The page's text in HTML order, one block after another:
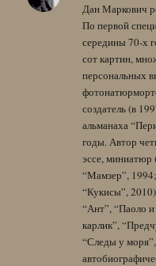
Дан Маркович
По первой
середины 70-х
сот картин,
персональных
создатель (в
альманаха
годы. Автор
эссе, миниатюр
“Мамзер”,
“Кукисы”,
“Ант”, “Паоло
карлик”,
“Следы у